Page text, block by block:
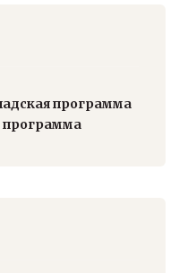
программа
программа